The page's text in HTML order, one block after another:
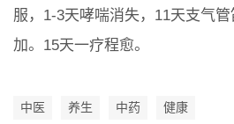
服，1-3天哮喘消失，11天支气
加。15天一疗程愈。
中医 养生 中药 健康